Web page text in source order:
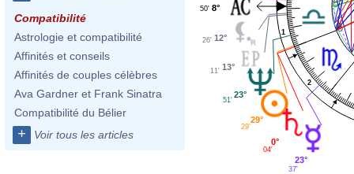
Compatibilité
Astrologie et compatibilité
Affinités et conseils
Affinités de couples célèbres
Ava Gardner et Frank Sinatra
Compatibilité du Bélier
+ Voir tous les articles
1
2
8°
50'
12°
26'
13°
11'
23°
51'
29°
29'
0°
04'
23°
37'